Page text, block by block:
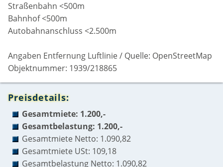
Straßenbahn <500m
Bahnhof <500m
Autobahnanschluss <2.500m
Angaben Entfernung Luftlinie / Quelle: OpenStreetMap
Objektnummer: 1939/218865
Preisdetails:
Gesamtmiete: 1.200,-
Gesamtbelastung: 1.200,-
Gesamtmiete Netto: 1.090,82
Gesamtmiete USt: 109,18
Gesamtbelastung Netto: 1.090,82